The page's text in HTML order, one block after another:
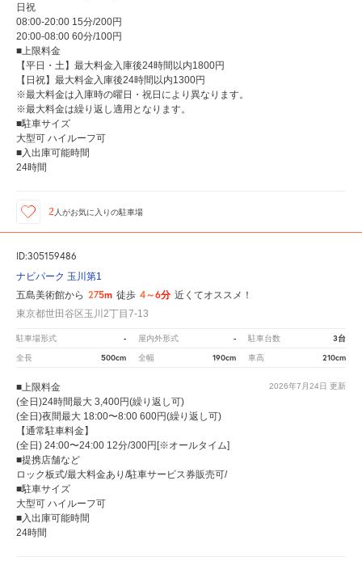
日祝
08:00-20:00 15分/200円
20:00-08:00 60分/100円
■上限料金
【平日・土】最大料金入庫後24時間以内1800円
【日祝】最大料金入庫後24時間以内1300円
※最大料金は入庫時の曜日・祝日により異なります。
※最大料金は繰り返し適用となります。
■駐車サイズ
大型可 ハイルーフ可
■入出庫可能時間
24時間
2 人がお気に入りの駐車場
ID:305159486
ナビパーク 玉川第1
五島美術館から 275m 徒歩 4～6分 近くてオススメ！
東京都世田谷区玉川2丁目7-13
駐車場形式 - 屋内外形式 - 駐車台数 3台
全長 500cm 全幅 190cm 車高 210cm
2026年7月24日 更新
■上限料金
(全日)24時間最大 3,400円(繰り返し可)
(全日)夜間最大 18:00〜8:00 600円(繰り返し可)
【通常駐車料金】
(全日) 24:00〜24:00 12分/300円[※オールタイム]
■提携店舗など
ロック板式/最大料金あり/駐車サービス券販売可/
■駐車サイズ
大型可 ハイルーフ可
■入出庫可能時間
24時間